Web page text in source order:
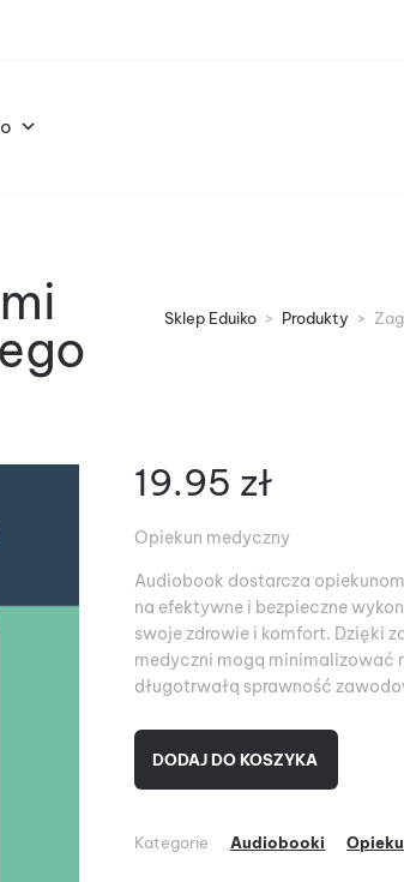
Sklep Eduiko > Produkty >
19.95 zł
Opiekun medyczny
Audiobook dostarcza
na efektywne i bezpieczne
swoje zdrowie i komfort. Dzięki
medyczni mogą minimalizować
długotrwałą sprawność
DODAJ DO KOSZYKA
Kategorie Audiobooki